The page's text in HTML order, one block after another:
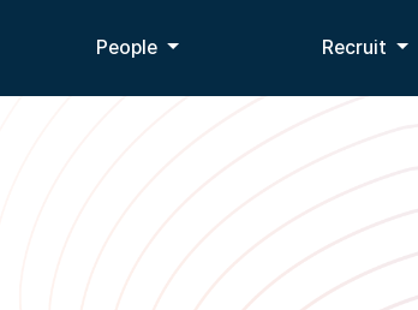
People Recruit